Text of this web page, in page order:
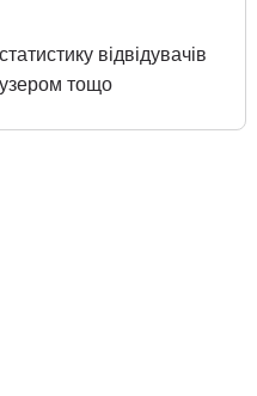
відвідувачів
тощо